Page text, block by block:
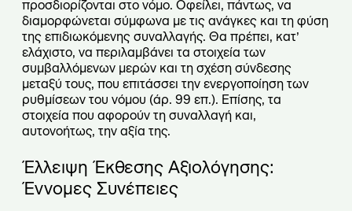
προσδιορίζονται στο νόμο. Οφείλει, πάντως, να
διαμορφώνεται σύμφωνα με τις ανάγκες και τη φύση
της επιδιωκόμενης συναλλαγής. Θα πρέπει, κατ’
ελάχιστο, να περιλαμβάνει τα στοιχεία των
συμβαλλόμενων μερών και τη σχέση σύνδεσης
μεταξύ τους, που επιτάσσει την ενεργοποίηση των
ρυθμίσεων του νόμου (άρ. 99 επ.). Επίσης, τα
στοιχεία που αφορούν τη συναλλαγή και,
αυτονοήτως, την αξία της.
Έλλειψη Έκθεσης Αξιολόγησης:
Έννομες Συνέπειες